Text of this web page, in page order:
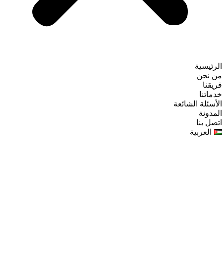
الرئيسية
من نحن
فريقنا
خدماتنا
الأسئلة الشائعة
المدونة
اتصل بنا
العربية